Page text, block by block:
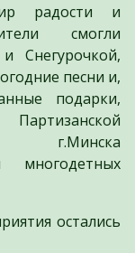
радости и
смогли
Снегурочкой,
песни и,
подарки,
г.Минска
многодетных
остались